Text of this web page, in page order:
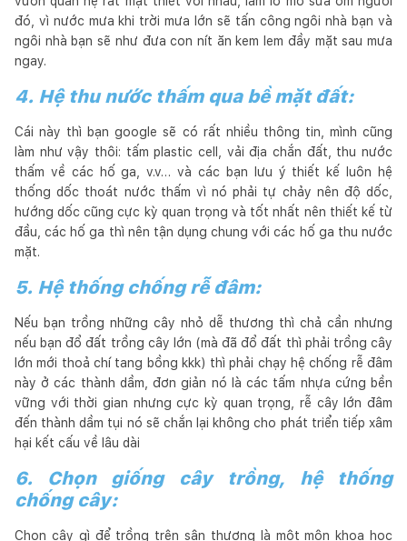
đó, vì nước mưa khi trời mưa lớn sẽ tấn công ngôi nhà bạn và
ngôi nhà bạn sẽ như đưa con nít ăn kem lem đầy mặt sau mưa
ngay.
4. Hệ thu nước thấm qua bề mặt đất:
Cái này thì bạn google sẽ có rất nhiều thông tin, mình cũng
làm như vậy thôi: tấm plastic cell, vải địa chắn đất, thu nước
thấm về các hố ga, v.v… và các bạn lưu ý thiết kế luôn hệ
thống dốc thoát nước thấm vì nó phải tự chảy nên độ dốc,
hướng dốc cũng cực kỳ quan trọng và tốt nhất nên thiết kế từ
đầu, các hố ga thì nên tận dụng chung với các hố ga thu nước
mặt.
5. Hệ thống chống rễ đâm:
Nếu bạn trồng những cây nhỏ dễ thương thì chả cần nhưng
nếu bạn đổ đất trồng cây lớn (mà đã đổ đất thì phải trồng cây
lớn mới thoả chí tang bồng kkk) thì phải chạy hệ chống rễ đâm
này ở các thành dầm, đơn giản nó là các tấm nhựa cứng bền
vững với thời gian nhưng cực kỳ quan trọng, rễ cây lớn đâm
đến thành dầm tụi nó sẽ chắn lại không cho phát triển tiếp xâm
hại kết cấu về lâu dài
6. Chọn giống cây trồng, hệ thống
chống cây:
Chọn cây gì để trồng trên sân thượng là một môn khoa học